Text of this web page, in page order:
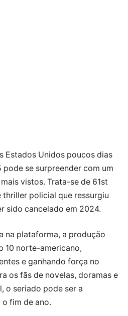
Estados Unidos poucos dias
se surpreender com um
vistos. Trata-se de 61st
policial que ressurgiu
sido cancelado em 2024.
na plataforma, a produção
10 norte-americano,
e ganhando força no
os fãs de novelas, doramas e
o seriado pode ser a
fim de ano.